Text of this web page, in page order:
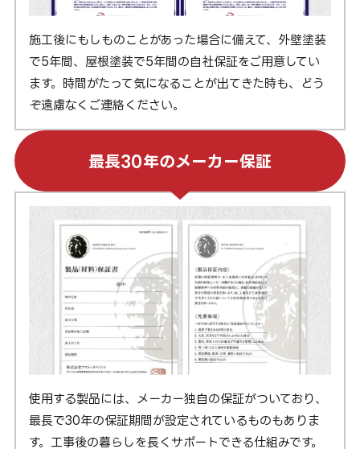
施工後にもしものことがあった場合に備えて、外壁塗装
で5年間、屋根塗装で5年間の自社保証をご用意してい
ます。時間がたって気になることが出てきた時も、どう
ぞ遠慮なくご連絡ください。
最長30年のメーカー保証
使用する製品には、メーカー独自の保証がついており、
最長で30年の保証期間が設定されているものもありま
す。工事後の暮らしを長くサポートできる仕組みです。